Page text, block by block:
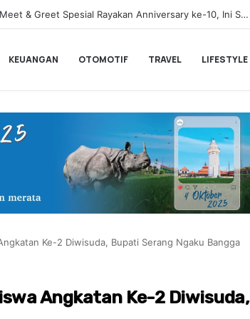
Dukung UMKM dan Optimalisasi PAD Kota Serang, bank bjb KCK Banten Dorong Digitalisasi Keuangan
KEUANGAN OTOMOTIF TRAVEL LIFESTYLE
Ke-2 Diwisuda, Bupati Serang Ngaku Bangga
Angkatan Ke-2 Diwisuda,